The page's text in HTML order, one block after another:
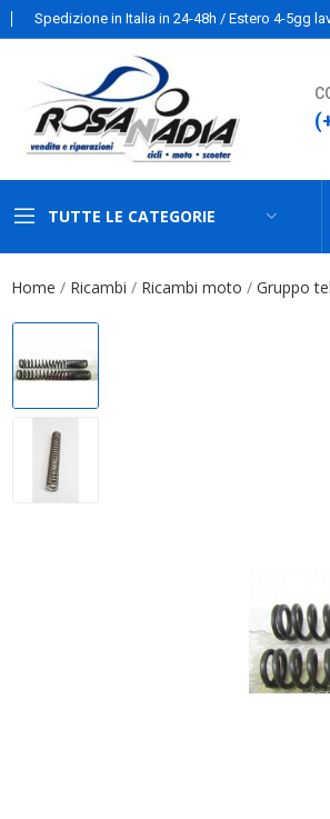
Spedizione in Italia in 24-48h / Estero 4-5gg
TUTTE LE CATEGORIE
Home Ricambi Ricambi moto Gruppo